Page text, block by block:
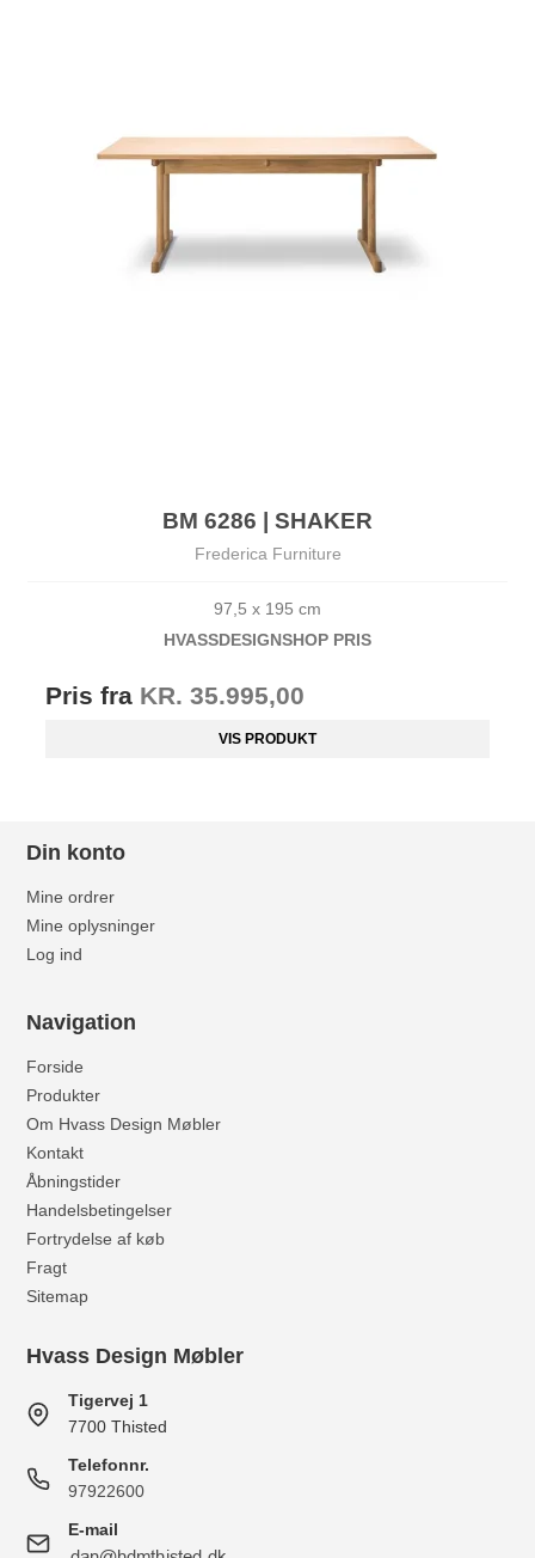
BM 6286 | SHAKER
Frederica Furniture
97,5 x 195 cm
HVASSDESIGNSHOP PRIS
Pris fra KR. 35.995,00
VIS PRODUKT
Din konto
Mine ordrer
Mine oplysninger
Log ind
Navigation
Forside
Produkter
Om Hvass Design Møbler
Kontakt
Åbningstider
Handelsbetingelser
Fortrydelse af køb
Fragt
Sitemap
Hvass Design Møbler
Tigervej 1
7700 Thisted
Telefonnr.
97922600
E-mail